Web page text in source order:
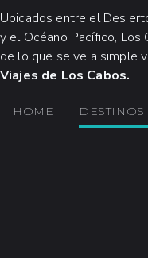
Ubicados entre el
y el Océano Pacífico, Los
de lo que se ve a simple
Viajes de Los Cabos.
HOME DESTINOS